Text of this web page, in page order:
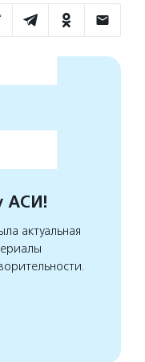
АСИ!
актуальная